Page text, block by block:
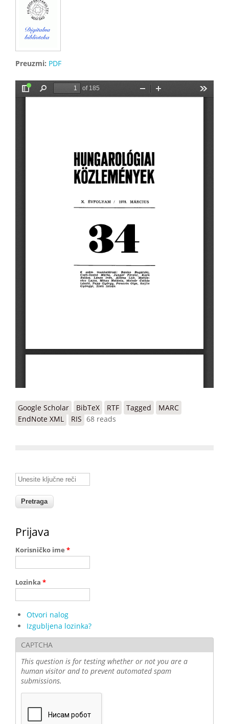
Preuzmi: PDF
Google Scholar BibTeX RTF Tagged
MARC
EndNote XML
RIS 68 reads
Unesite ključne reči
Prijava
Korisničko ime *
Lozinka *
Otvori nalog
Izgubljena lozinka?
CAPTCHA
This question is for testing whether or not you are a
human visitor and to prevent automated spam
submissions.